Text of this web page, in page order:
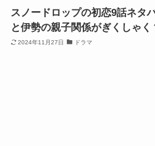
スノードロップの初恋9話ネタ
と伊勢の親子関係がぎくしゃく
2024年11月27日 ドラマ